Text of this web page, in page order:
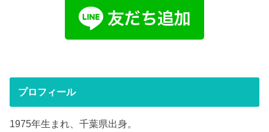
プロフィール
1975年生まれ、千葉県出身。